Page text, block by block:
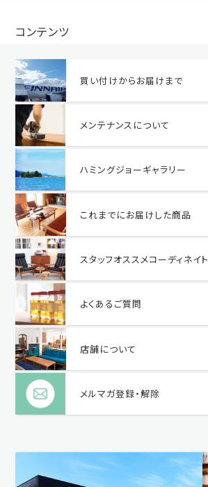
コンテンツ
買い付けからお届けまで
メンテナンスについて
ハミングジョーギャラリー
これまでにお届けした商品
スタッフオススメコーディネイト
よくあるご質問
店舗について
メルマガ登録・解除